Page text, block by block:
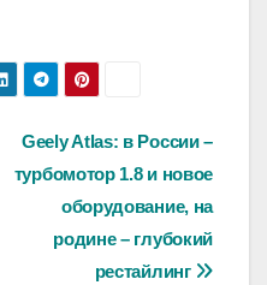
Geely Atlas: в России –
турбомотор 1.8 и новое
оборудование, на
родине – глубокий
рестайлинг